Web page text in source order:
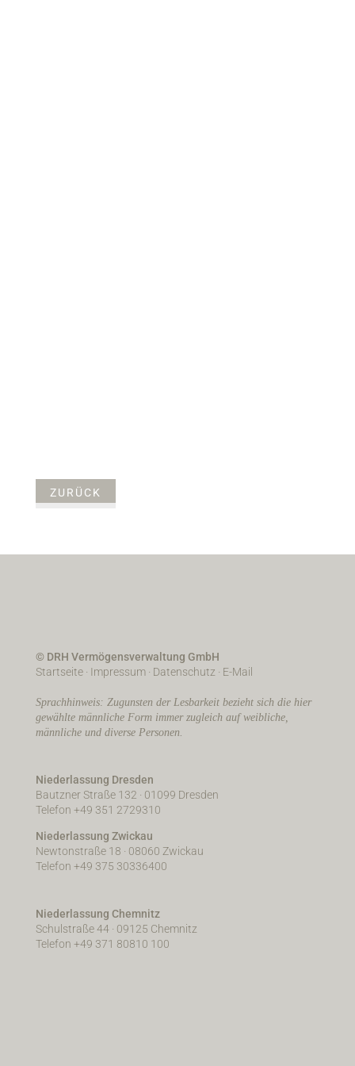
ZURÜCK
© DRH Vermögensverwaltung GmbH
Startseite· Impressum· Datenschutz · E-Mail
Sprachhinweis: Zugunsten der Lesbarkeit bezieht sich die hier
gewählte männliche Form immer zugleich auf weibliche,
männliche und diverse Personen.
Niederlassung Dresden
Bautzner Straße 132 · 01099 Dresden
Telefon +49 351 2729310
Niederlassung Zwickau
Newtonstraße 18 · 08060 Zwickau
Telefon +49 375 30336400
Niederlassung Chemnitz
Schulstraße 44 · 09125 Chemnitz
Telefon +49 371 80810 100